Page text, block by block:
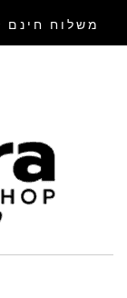
משלוח חינם